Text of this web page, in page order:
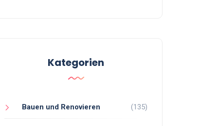
Kategorien
Bauen und Renovieren (135)